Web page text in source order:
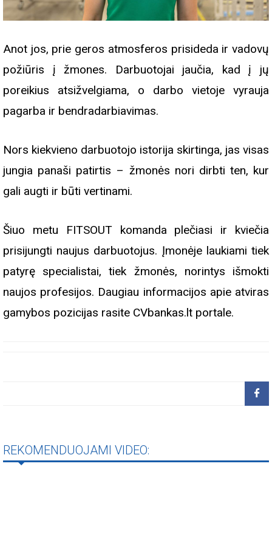
Anot jos, prie geros atmosferos prisideda ir vadovų
požiūris į žmones. Darbuotojai jaučia, kad į jų
poreikius atsižvelgiama, o darbo vietoje vyrauja
pagarba ir bendradarbiavimas.
Nors kiekvieno darbuotojo istorija skirtinga, jas visas
jungia panaši patirtis – žmonės nori dirbti ten, kur
gali augti ir būti vertinami.
Šiuo metu FITSOUT komanda plečiasi ir kviečia
prisijungti naujus darbuotojus. Įmonėje laukiami tiek
patyrę specialistai, tiek žmonės, norintys išmokti
naujos profesijos. Daugiau informacijos apie atviras
gamybos pozicijas rasite CVbankas.lt portale.
REKOMENDUOJAMI VIDEO: